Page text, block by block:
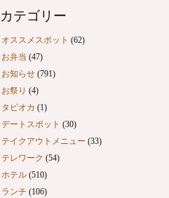
カテゴリー
オススメスポット (62)
お弁当 (47)
お知らせ (791)
お祭り (4)
タピオカ (1)
デートスポット (30)
テイクアウトメニュー (33)
テレワーク (54)
ホテル (510)
ランチ (106)